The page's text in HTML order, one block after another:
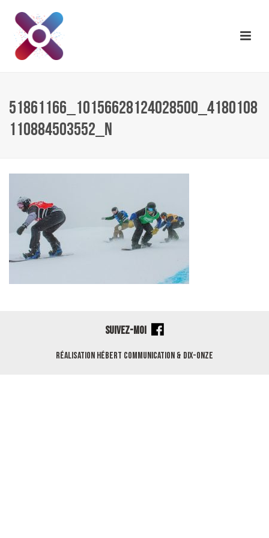
51861166_10156628124028500_4180108
110884503552_N
SUIVEZ-MOI
Réalisation Hébert Communication & Dix-Onze